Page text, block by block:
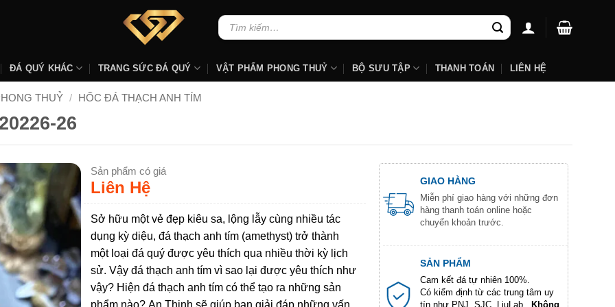
Tìm
kiếm:
ĐÁ QUÝ KHÁC TRANG SỨC ĐÁ QUÝ VẬT PHẨM PHONG THUỶ BỘ SƯU TẬP THANH TOÁN LIÊN HỆ
THUỶ / HỐC ĐÁ THẠCH ANH TÍM
26
Sản phẩm có giá
Liên Hệ
Sở hữu một vẻ đẹp kiêu sa, lộng lẫy cùng nhiều tác
dụng kỳ diệu, đá thạch anh tím (amethyst) trở thành
một loại đá quý được yêu thích qua nhiều thời kỳ lịch
sử. Vậy đá thạch anh tím vì sao lại được yêu thích như
vậy? Hiện đá thạch anh tím có thể tạo ra những sản
phẩm nào? An Thịnh sẽ giúp bạn giải đáp những vấn
GIAO HÀNG
Miễn phí giao hàng với những đơn
hàng thanh toán online hoặc
chuyển khoản trước.
SẢN PHẨM
Cam kết đá tự nhiên 100%.
Có kiểm định từ các trung tâm uy
tín như PNJ, SJC, LiuLab...
Không